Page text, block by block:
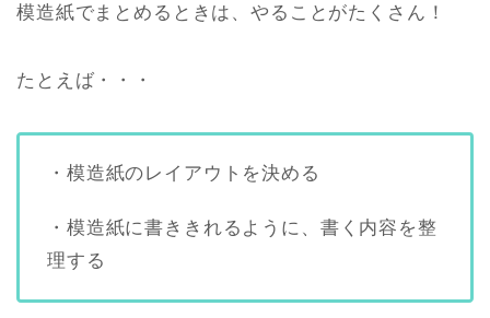
模造紙でまとめるときは、やることがたくさん！
たとえば・・・
・模造紙のレイアウトを決める
・模造紙に書ききれるように、書く内容を整
理する